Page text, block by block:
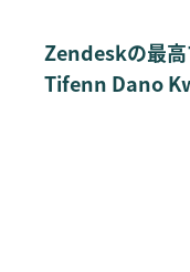
Zendeskの最高
Tifenn Dano